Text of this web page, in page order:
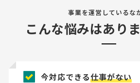
事業を運営しているな
こんな悩みはあり
今対応できる仕事がない